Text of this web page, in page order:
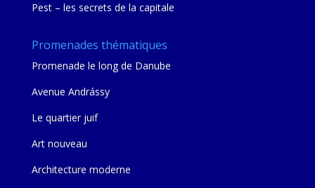
Pest – les secrets de la capitale
Promenades thématiques
Promenade le long de Danube
Avenue Andrássy
Le quartier juif
Art nouveau
Architecture moderne